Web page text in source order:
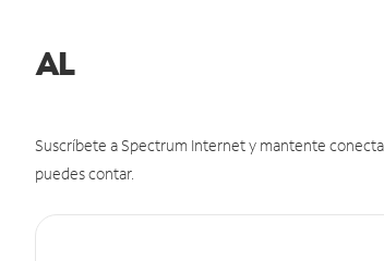
AL
Suscríbete a Spectrum Internet y mantente
puedes contar.